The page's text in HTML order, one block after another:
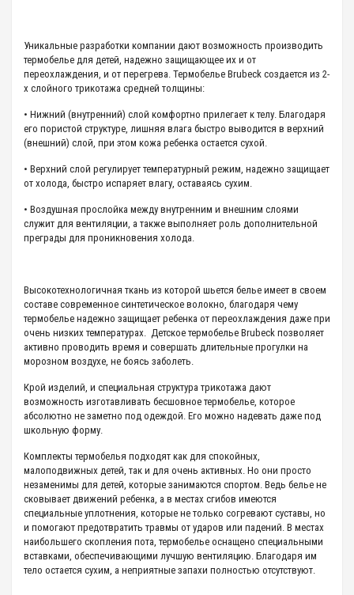
Уникальные разработки компании дают возможность производить
термобелье для детей, надежно защищающее их и от
переохлаждения, и от перегрева. Термобелье Brubeck создается из 2-
х слойного трикотажа средней толщины:
• Нижний (внутренний) слой комфортно прилегает к телу. Благодаря
его пористой структуре, лишняя влага быстро выводится в верхний
(внешний) слой, при этом кожа ребенка остается сухой.
• Верхний слой регулирует температурный режим, надежно защищает
от холода, быстро испаряет влагу, оставаясь сухим.
• Воздушная прослойка между внутренним и внешним слоями
служит для вентиляции, а также выполняет роль дополнительной
преграды для проникновения холода.
Высокотехнологичная ткань из которой шьется белье имеет в своем
составе современное синтетическое волокно, благодаря чему
термобелье надежно защищает ребенка от переохлаждения даже при
очень низких температурах. Детское термобелье Brubeck позволяет
активно проводить время и совершать длительные прогулки на
морозном воздухе, не боясь заболеть.
Крой изделий, и специальная структура трикотажа дают
возможность изготавливать бесшовное термобелье, которое
абсолютно не заметно под одеждой. Его можно надевать даже под
школьную форму.
Комплекты термобелья подходят как для спокойных,
малоподвижных детей, так и для очень активных. Но они просто
незаменимы для детей, которые занимаются спортом. Ведь белье не
сковывает движений ребенка, а в местах сгибов имеются
специальные уплотнения, которые не только согревают суставы, но
и помогают предотвратить травмы от ударов или падений. В местах
наибольшего скопления пота, термобелье оснащено специальными
вставками, обеспечивающими лучшую вентиляцию. Благодаря им
тело остается сухим, а неприятные запахи полностью отсутствуют.